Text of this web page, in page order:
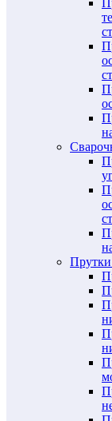
Прутки